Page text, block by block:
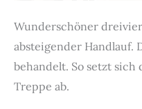
Wunderschöner
absteigender Handlauf.
behandelt. So setzt sich
Treppe ab.